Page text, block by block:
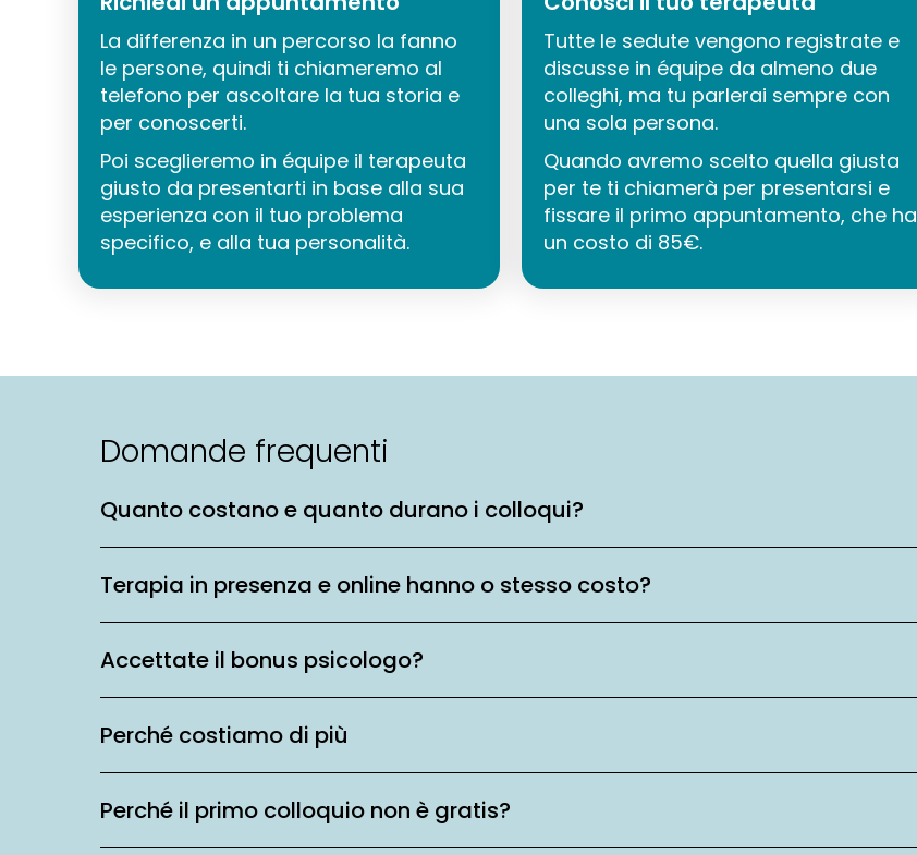
La differenza in un percorso la fanno
le persone, quindi ti chiameremo al
telefono per ascoltare la tua storia e
per conoscerti.
Poi sceglieremo in équipe il terapeuta
giusto da presentarti in base alla sua
esperienza con il tuo problema
specifico, e alla tua personalità.
Tutte le sedute vengono registrate e
discusse in équipe da almeno due
colleghi, ma tu parlerai sempre con
una sola persona.
Quando avremo scelto quella giusta
per te ti chiamerà per presentarsi e
fissare il primo appuntamento, che ha
un costo di 85€.
Domande frequenti
Quanto costano e quanto durano i colloqui?
Terapia in presenza e online hanno o stesso costo?
Accettate il bonus psicologo?
Perché costiamo di più
Perché il primo colloquio non è gratis?